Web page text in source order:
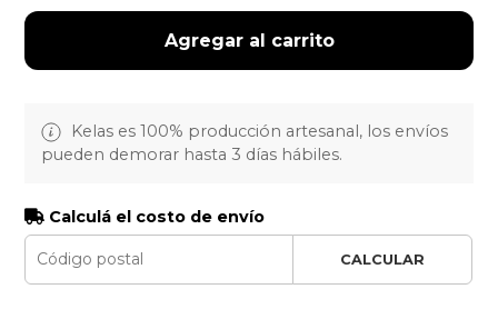
Agregar al carrito
Kelas es 100% producción artesanal, los envíos
pueden demorar hasta 3 días hábiles.
Calculá el costo de envío
CALCULAR